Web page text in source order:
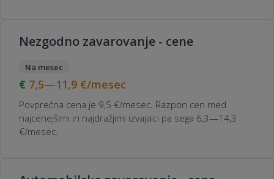
Nezgodno zavarovanje - cene
Na mesec
7,5—11,9 €/mesec
Povprečna cena je 9,5 €/mesec. Razpon cen med
najcenejšimi in najdražjimi izvajalci pa sega 6,3—14,3
€/mesec.